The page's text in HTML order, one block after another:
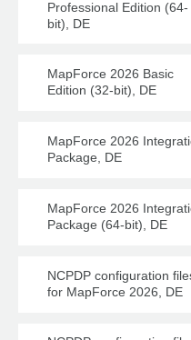
Professional Edition (64-
bit), DE
MapForce 2026 Basic
Edition (32-bit), DE
MapForce 2026
Package, DE
MapForce 2026
Package (64-bit), DE
NCPDP configuration
for MapForce 2026, DE